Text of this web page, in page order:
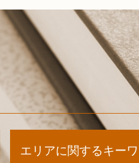
エリアに関するキー